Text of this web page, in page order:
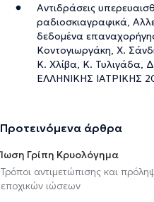
Αντιδράσεις
ραδιοσκιαγραφικά,
δεδομένα
Κοντογιωργάκη, Χ.
Κ. Χλίβα, Κ. Τυλιγάδα,
ΕΛΛΗΝΙΚΗΣ ΙΑΤΡΙΚΗΣ
Προτεινόμενα άρθρα
Ίωση Γρίπη Κρυολόγημα
Τρόποι αντιμετώπισης και
εποχικών ιώσεων